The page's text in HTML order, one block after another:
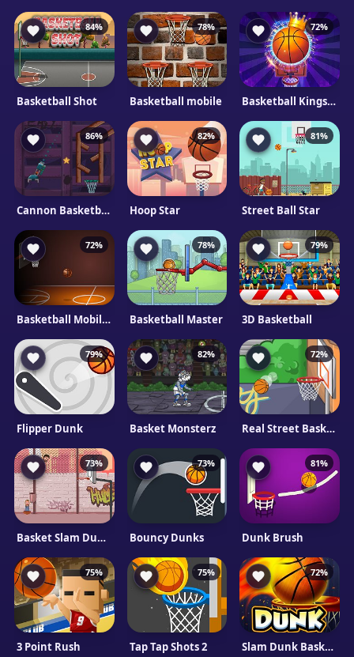
84%
Basketball Shot
78%
Basketball mobile
72%
Basketball Kings 2022
86%
Cannon Basketball 4
82%
Hoop Star
81%
Street Ball Star
72%
Basketball Mobile 2
78%
Basketball Master
79%
3D Basketball
79%
Flipper Dunk
82%
Basket Monsterz
72%
Real Street Basketball
73%
Basket Slam Dunk 2
73%
Bouncy Dunks
81%
Dunk Brush
75%
3 Point Rush
75%
Tap Tap Shots 2
72%
Slam Dunk Basketball